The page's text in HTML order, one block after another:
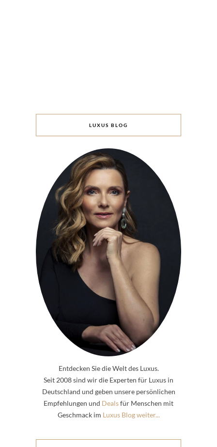
LUXUS BLOG
Entdecken Sie die Welt des Luxus.
Seit 2008 sind wir die Experten für Luxus in
Deutschland und geben unsere persönlichen
Empfehlungen und Dealsfür Menschen mit
Geschmack im Luxus Blog weiter...